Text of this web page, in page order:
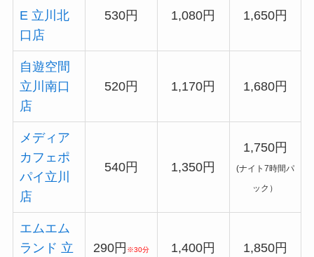
E 立川北
口店
530円 1,080円 1,650円
自遊空間
立川南口
店
520円 1,170円 1,680円
メディア
カフェポ
パイ立川
店
540円 1,350円
1,750円
(ナイト7時間パ
ック）
エムエム
ランド 立
290円 ※30分 1,400円 1,850円